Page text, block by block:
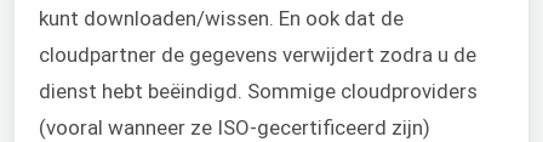
kunt downloaden/wissen. En ook dat de
cloudpartner de gegevens verwijdert zodra u de
dienst hebt beëindigd. Sommige cloudproviders
(vooral wanneer ze ISO-gecertificeerd zijn)